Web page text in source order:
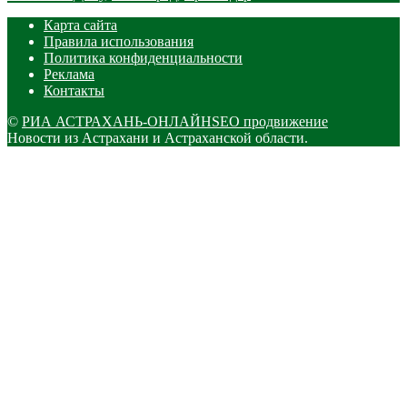
Карта сайта
Правила использования
Политика конфиденциальности
Реклама
Контакты
© РИА АСТРАХАНЬ-ОНЛАЙНSEO продвижение
Новости из Астрахани и Астраханской области.